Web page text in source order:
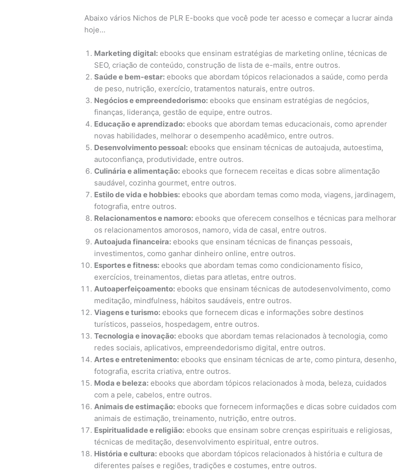
Abaixo vários Nichos de PLR E-books que você pode ter acesso e começar a lucrar ainda
hoje…
Marketing digital: ebooks que ensinam estratégias de marketing online, técnicas de
SEO, criação de conteúdo, construção de lista de e-mails, entre outros.
Saúde e bem-estar: ebooks que abordam tópicos relacionados a saúde, como perda
de peso, nutrição, exercício, tratamentos naturais, entre outros.
Negócios e empreendedorismo: ebooks que ensinam estratégias de negócios,
finanças, liderança, gestão de equipe, entre outros.
Educação e aprendizado: ebooks que abordam temas educacionais, como aprender
novas habilidades, melhorar o desempenho acadêmico, entre outros.
Desenvolvimento pessoal: ebooks que ensinam técnicas de autoajuda, autoestima,
autoconfiança, produtividade, entre outros.
Culinária e alimentação: ebooks que fornecem receitas e dicas sobre alimentação
saudável, cozinha gourmet, entre outros.
Estilo de vida e hobbies: ebooks que abordam temas como moda, viagens, jardinagem,
fotografia, entre outros.
Relacionamentos e namoro: ebooks que oferecem conselhos e técnicas para melhorar
os relacionamentos amorosos, namoro, vida de casal, entre outros.
Autoajuda financeira: ebooks que ensinam técnicas de finanças pessoais,
investimentos, como ganhar dinheiro online, entre outros.
Esportes e fitness: ebooks que abordam temas como condicionamento físico,
exercícios, treinamentos, dietas para atletas, entre outros.
Autoaperfeiçoamento: ebooks que ensinam técnicas de autodesenvolvimento, como
meditação, mindfulness, hábitos saudáveis, entre outros.
Viagens e turismo: ebooks que fornecem dicas e informações sobre destinos
turísticos, passeios, hospedagem, entre outros.
Tecnologia e inovação: ebooks que abordam temas relacionados à tecnologia, como
redes sociais, aplicativos, empreendedorismo digital, entre outros.
Artes e entretenimento: ebooks que ensinam técnicas de arte, como pintura, desenho,
fotografia, escrita criativa, entre outros.
Moda e beleza: ebooks que abordam tópicos relacionados à moda, beleza, cuidados
com a pele, cabelos, entre outros.
Animais de estimação: ebooks que fornecem informações e dicas sobre cuidados com
animais de estimação, treinamento, nutrição, entre outros.
Espiritualidade e religião: ebooks que ensinam sobre crenças espirituais e religiosas,
técnicas de meditação, desenvolvimento espiritual, entre outros.
História e cultura: ebooks que abordam tópicos relacionados à história e cultura de
diferentes países e regiões, tradições e costumes, entre outros.